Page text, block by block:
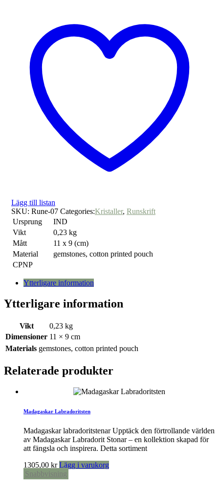
Lägg till listan
SKU: Rune-07 Categories:Kristaller, Runskrift
Ursprung
IND
Vikt
0,23 kg
Mått
11 x 9 (cm)
Material
gemstones, cotton printed pouch
CPNP
Ytterligare information
Ytterligare information
Vikt
0,23 kg
Dimensioner 11 × 9 cm
Materials gemstones, cotton printed pouch
Relaterade produkter
Madagaskar Labradoritsten
Madagaskar labradoritstenar Upptäck den förtrollande världen
av Madagaskar Labradorit Stonar – en kollektion skapad för
att fängsla och inspirera. Detta sortiment
1305,00 kr Lägg i varukorg
Snabbvisning